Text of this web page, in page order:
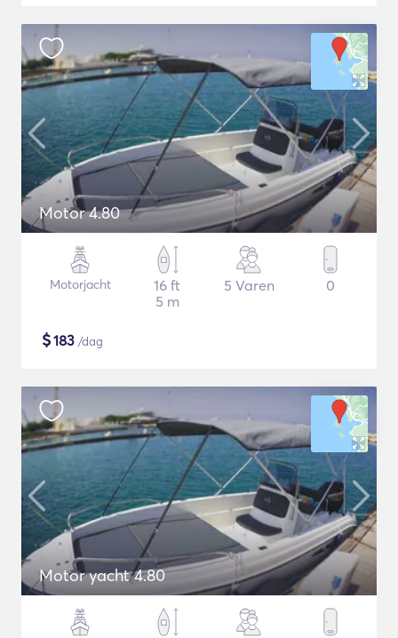
Motor 4.80
Motorjacht
16 ft
5 m
5 Varen 0
$183 /dag
Motor yacht 4.80